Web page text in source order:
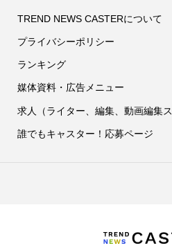
TREND NEWS CASTERについて
プライバシーポリシー
ランキング
媒体資料・広告メニュー
求人（ライター、編集、動画編集ス
誰でもキャスター！応募ページ